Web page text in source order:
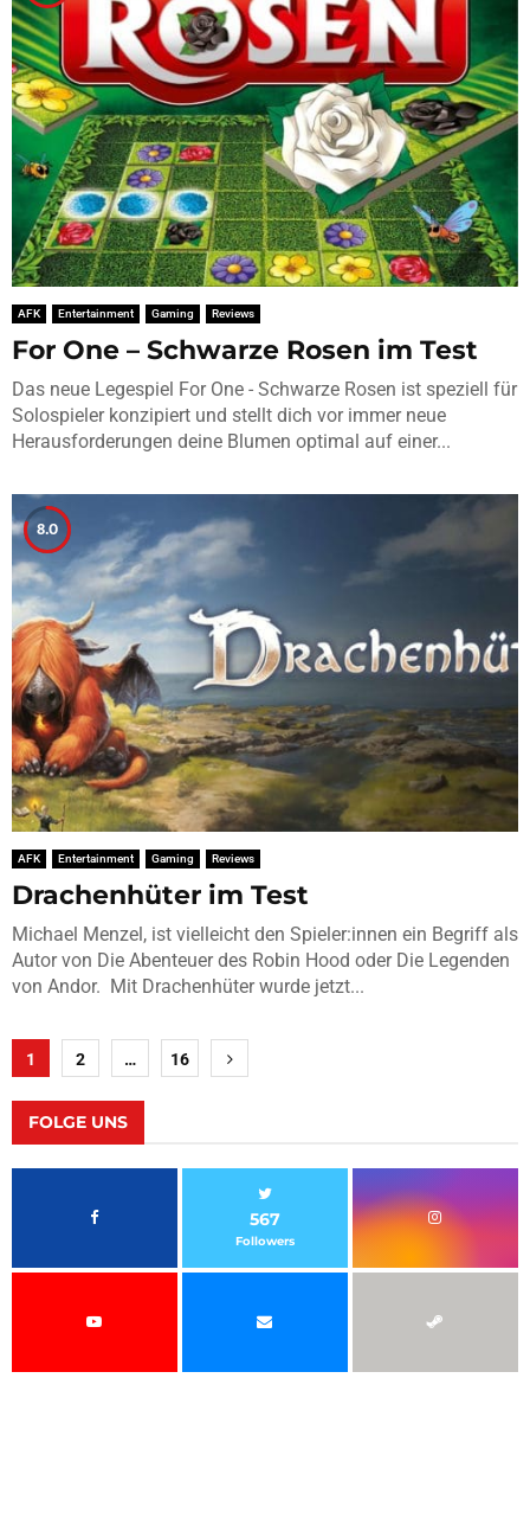
AFK Entertainment Gaming Reviews
For One – Schwarze Rosen im Test
Das neue Legespiel For One - Schwarze Rosen ist speziell für
Solospieler konzipiert und stellt dich vor immer neue
Herausforderungen deine Blumen optimal auf einer...
8.0
AFK Entertainment Gaming Reviews
Drachenhüter im Test
Michael Menzel, ist vielleicht den Spieler:innen ein Begriff als
Autor von Die Abenteuer des Robin Hood oder Die Legenden
von Andor. Mit Drachenhüter wurde jetzt...
Seitennummerierung
der
Beiträge
1 2 … 16
FOLGE UNS
567
Followers